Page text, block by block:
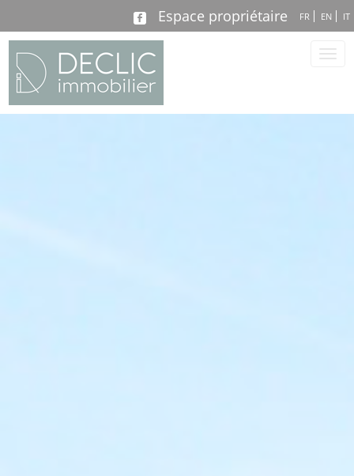
FR EN IT
Espace propriétaire